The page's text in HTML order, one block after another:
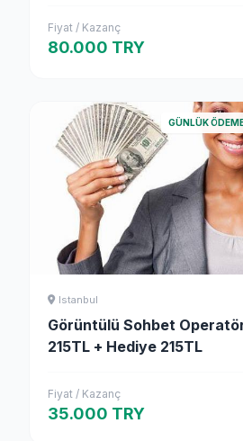
Fiyat / Kazanç
80.000 TRY
GÜNLÜK
Istanbul
Görüntülü Sohbet
215TL + Hediye 215TL
Fiyat / Kazanç
35.000 TRY